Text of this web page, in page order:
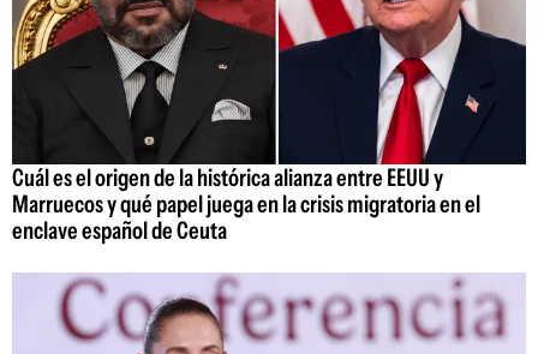
Cuál es el origen de la histórica alianza entre EEUU y
Marruecos y qué papel juega en la crisis migratoria en el
enclave español de Ceuta